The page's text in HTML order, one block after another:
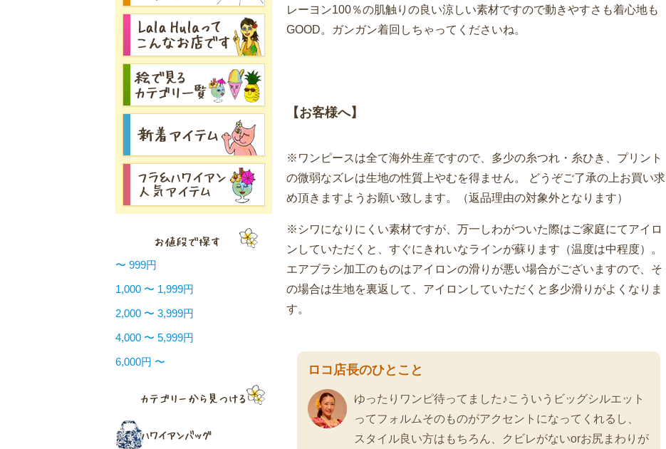
レーヨン100％の肌触りの良い涼しい素材ですので動きやすさも着心地も
GOOD。ガンガン着回しちゃってくださいね。
【お客様へ】
※ワンピースは全て海外生産ですので、多少の糸つれ・糸ひき、プリント
の微弱なズレは生地の性質上やむを得ません。 どうぞご了承の上お買い求
め頂きますようお願い致します。（返品理由の対象外となります）
※シワになりにくい素材ですが、万一しわがついた際はご家庭にてアイロ
ンしていただくと、すぐにきれいなラインが蘇ります（温度は中程度）。
エアブラシ加工のものはアイロンの滑りが悪い場合がございますので、そ
の場合は生地を裏返して、アイロンしていただくと多少滑りがよくなりま
す。
ロコ店長のひとこと
ゆったりワンピ待ってました♪こういうビッグシルエット
ってフォルムそのものがアクセントになってくれるし、
スタイル良い方はもちろん、クビレがないorお尻まわりが
〜 999円
1,000 〜 1,999円
2,000 〜 3,999円
4,000 〜 5,999円
6,000円 〜